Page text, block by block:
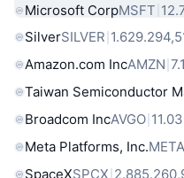
Microsoft CorpMSFT
SilverSILVER
Amazon.com IncAMZN
Taiwan Semiconductor
Broadcom IncAVGO
Meta Platforms, Inc.META
SpaceXSPCX